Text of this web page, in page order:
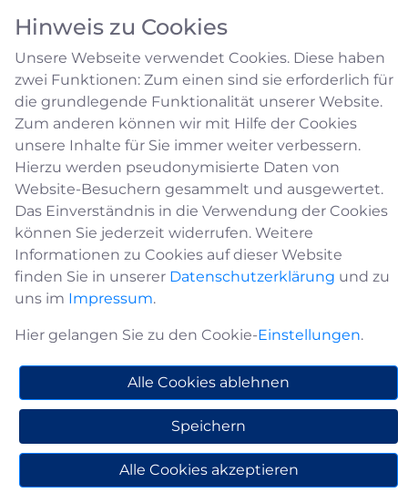
Yvonne Müller
y.mueller@medebach.de
02982 / 400-311
02982 / 400-410
Erreichbarkeit:
Tag Uhrzeit
08:30 - 12:30 und 14:00 -
18:00 Uhr
Dienstag:
08:30 - 12:30 und 14:00 -
16:00 Uhr
Hinweis zu Cookies
Unsere Webseite verwendet Cookies. Diese haben
zwei Funktionen: Zum einen sind sie erforderlich für
die grundlegende Funktionalität unserer Website.
Zum anderen können wir mit Hilfe der Cookies
unsere Inhalte für Sie immer weiter verbessern.
Hierzu werden pseudonymisierte Daten von
Website-Besuchern gesammelt und ausgewertet.
Das Einverständnis in die Verwendung der Cookies
können Sie jederzeit widerrufen. Weitere
Informationen zu Cookies auf dieser Website
finden Sie in unserer Datenschutzerklärung und zu
uns im Impressum.
Hier gelangen Sie zu den Cookie-Einstellungen.
Alle Cookies ablehnen
Speichern
Alle Cookies akzeptieren